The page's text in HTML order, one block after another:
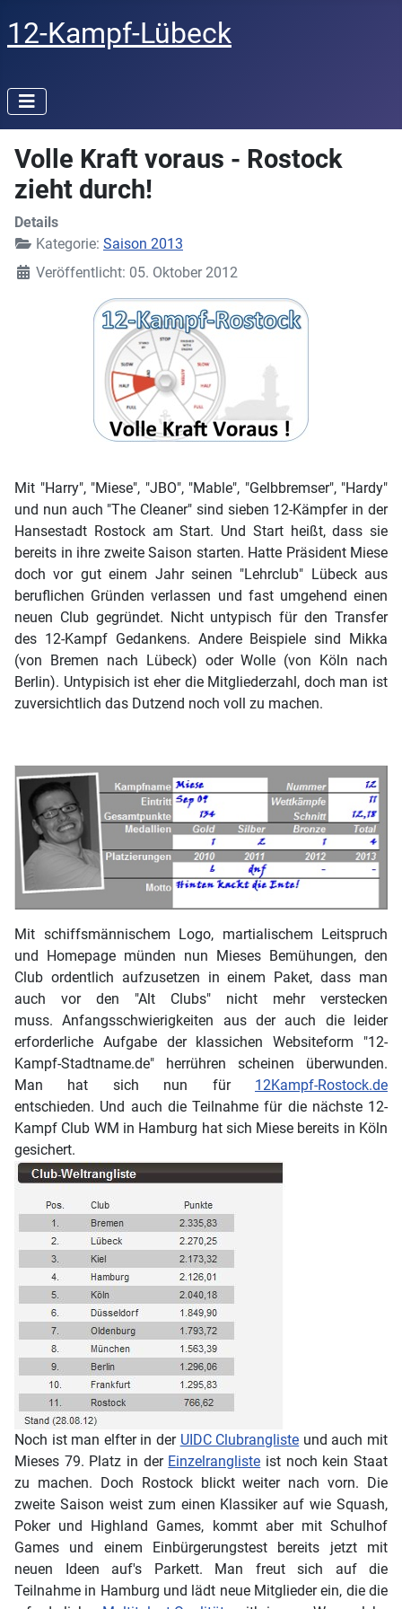
12-Kampf-Lübeck
Volle Kraft voraus - Rostock
zieht durch!
Details
Kategorie: Saison 2013
Veröffentlicht: 05. Oktober 2012
Mit "Harry", "Miese", "JBO", "Mable", "Gelbbremser", "Hardy"
und nun auch "The Cleaner" sind sieben 12-Kämpfer in der
Hansestadt Rostock am Start. Und Start heißt, dass sie
bereits in ihre zweite Saison starten. Hatte Präsident Miese
doch vor gut einem Jahr seinen "Lehrclub" Lübeck aus
beruflichen Gründen verlassen und fast umgehend einen
neuen Club gegründet. Nicht untypisch für den Transfer
des 12-Kampf Gedankens. Andere Beispiele sind Mikka
(von Bremen nach Lübeck) oder Wolle (von Köln nach
Berlin). Untypisich ist eher die Mitgliederzahl, doch man ist
zuversichtlich das Dutzend noch voll zu machen.
Mit schiffsmännischem Logo, martialischem Leitspruch
und Homepage münden nun Mieses Bemühungen, den
Club ordentlich aufzusetzen in einem Paket, dass man
auch vor den "Alt Clubs" nicht mehr verstecken
muss. Anfangsschwierigkeiten aus der auch die leider
erforderliche Aufgabe der klassichen Websiteform "12-
Kampf-Stadtname.de" herrühren scheinen überwunden.
Man hat sich nun für 12Kampf-Rostock.de
entschieden. Und auch die Teilnahme für die nächste 12-
Kampf Club WM in Hamburg hat sich Miese bereits in Köln
gesichert.
Noch ist man elfter in der UIDC Clubrangliste und auch mit
Mieses 79. Platz in der Einzelrangliste ist noch kein Staat
zu machen. Doch Rostock blickt weiter nach vorn. Die
zweite Saison weist zum einen Klassiker auf wie Squash,
Poker und Highland Games, kommt aber mit Schulhof
Games und einem Einbürgerungstest bereits jetzt mit
neuen Ideen auf's Parkett. Man freut sich auf die
Teilnahme in Hamburg und lädt neue Mitglieder ein, die die